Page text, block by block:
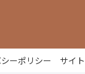
ーポリシー サイ